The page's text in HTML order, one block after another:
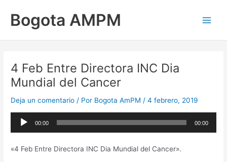
contenido
Bogota AMPM
4 Feb Entre Directora INC Dia
Mundial del Cancer
Deja un comentario / Por Bogota AmPM /4 febrero, 2019
Reproductor
00:00 00:00
«4 Feb Entre Directora INC Dia Mundial del Cancer».